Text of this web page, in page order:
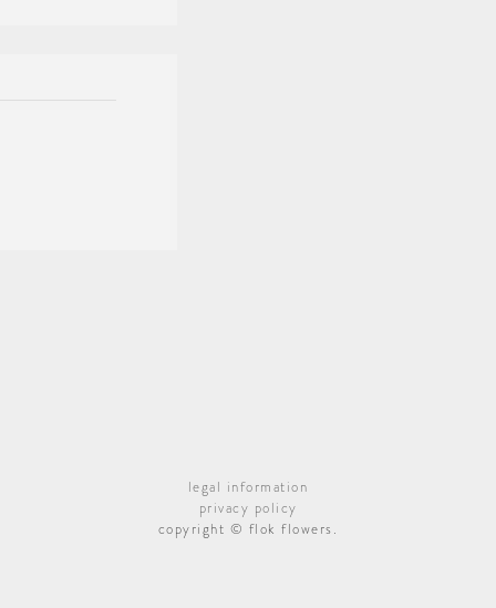
legal information
privacy policy
copyright © flok flowers.